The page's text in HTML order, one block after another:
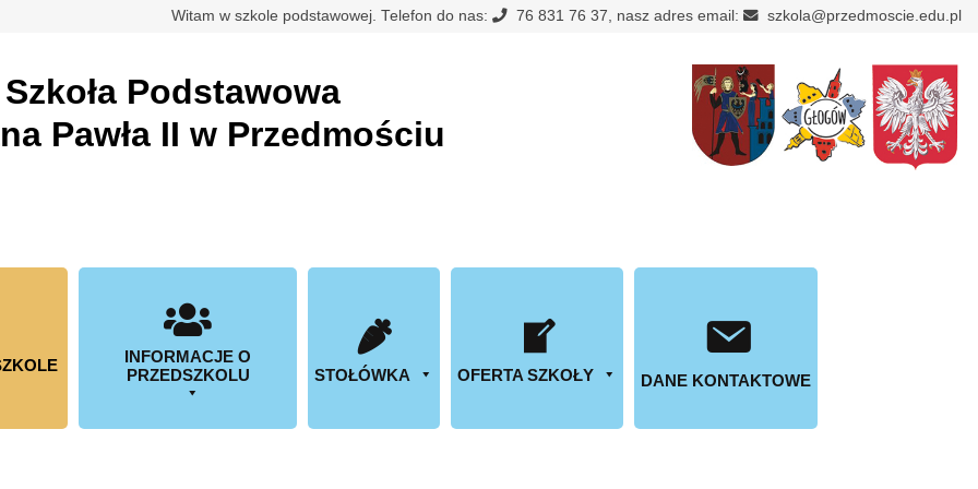
Witam w szkole podstawowej. Telefon do nas: 76 831 76 37, nasz adres email: szkola@przedmoscie.edu.pl
Szkoła Podstawowa
Pawła II w Przedmościu
INFORMACJE O
PRZEDSZKOLU
STOŁÓWKA OFERTA SZKOŁY DANE KONTAKTOWE